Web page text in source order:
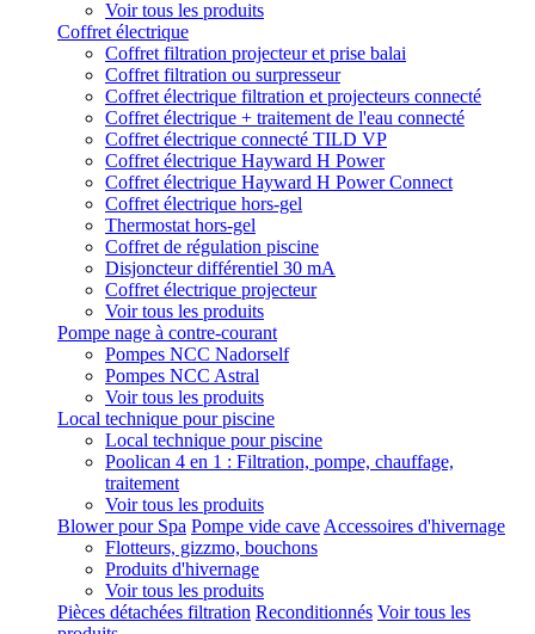
Voir tous les produits
Coffret électrique
Coffret filtration projecteur et prise balai
Coffret filtration ou surpresseur
Coffret électrique filtration et projecteurs connecté
Coffret électrique + traitement de l'eau connecté
Coffret électrique connecté TILD VP
Coffret électrique Hayward H Power
Coffret électrique Hayward H Power Connect
Coffret électrique hors-gel
Thermostat hors-gel
Coffret de régulation piscine
Disjoncteur différentiel 30 mA
Coffret électrique projecteur
Voir tous les produits
Pompe nage à contre-courant
Pompes NCC Nadorself
Pompes NCC Astral
Voir tous les produits
Local technique pour piscine
Local technique pour piscine
Poolican 4 en 1 : Filtration, pompe, chauffage,
traitement
Voir tous les produits
Blower pour Spa Pompe vide cave Accessoires d'hivernage
Flotteurs, gizzmo, bouchons
Produits d'hivernage
Voir tous les produits
Pièces détachées filtration Reconditionnés Voir tous les